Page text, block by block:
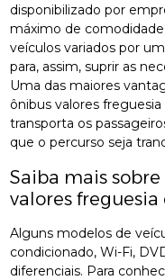
disponibilizado por
máximo de
veículos variados por
para, assim, suprir as
Uma das maiores
ônibus valores
transporta os
que o percurso seja
Saiba mais
valores freguesia
Alguns modelos de
condicionado, Wi-Fi,
diferenciais. Para